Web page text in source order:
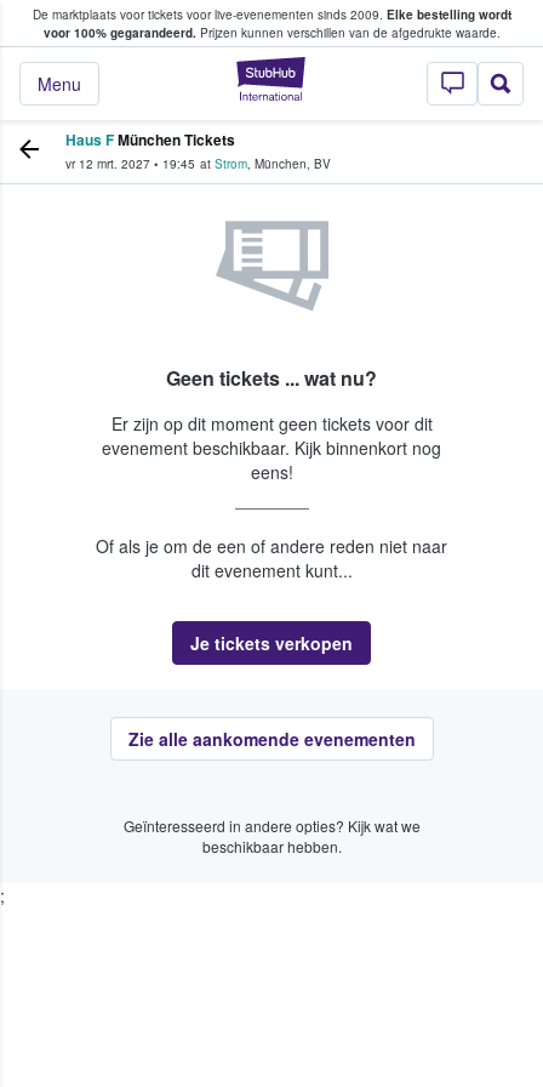
De marktplaats voor tickets voor live-evenementen sinds 2009. Elke bestelling wordt
voor 100% gegarandeerd.Prijzen kunnen verschillen van de afgedrukte waarde.
StubHub: waar
Menu
tickets kopen en verkopen
Haus FMünchen Tickets
vr 12 mrt. 2027 • 19:45 at Strom, München, BV
Geen tickets ... wat nu?
Er zijn op dit moment geen tickets voor dit
evenement beschikbaar. Kijk binnenkort nog
eens!
Of als je om de een of andere reden niet naar
dit evenement kunt...
Je tickets verkopen
Zie alle aankomende evenementen
Geïnteresseerd in andere opties? Kijk wat we
beschikbaar hebben.
;